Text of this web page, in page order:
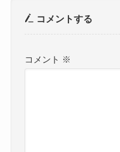
コメントする
コメント ※